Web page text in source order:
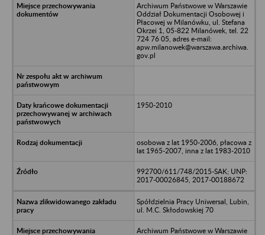
Archiwum Państwowe w Warszawie
Oddział Dokumentacji Osobowej i
Płacowej w Milanówku, ul. Stefana
Okrzei 1, 05-822 Milanówek, tel. 22
724 76 05, adres e-mail:
apw.milanowek@warszawa.archiwa.
gov.pl
1950-2010
osobowa z lat 1950-2006, płacowa z
lat 1965-2007, inna z lat 1983-2010
992700/611/748/2015-SAK; UNP:
2017-00026845, 2017-00188672
Spółdzielnia Pracy Uniwersal, Lubin,
ul. M.C. Skłodowskiej 70
Archiwum Państwowe w Warszawie